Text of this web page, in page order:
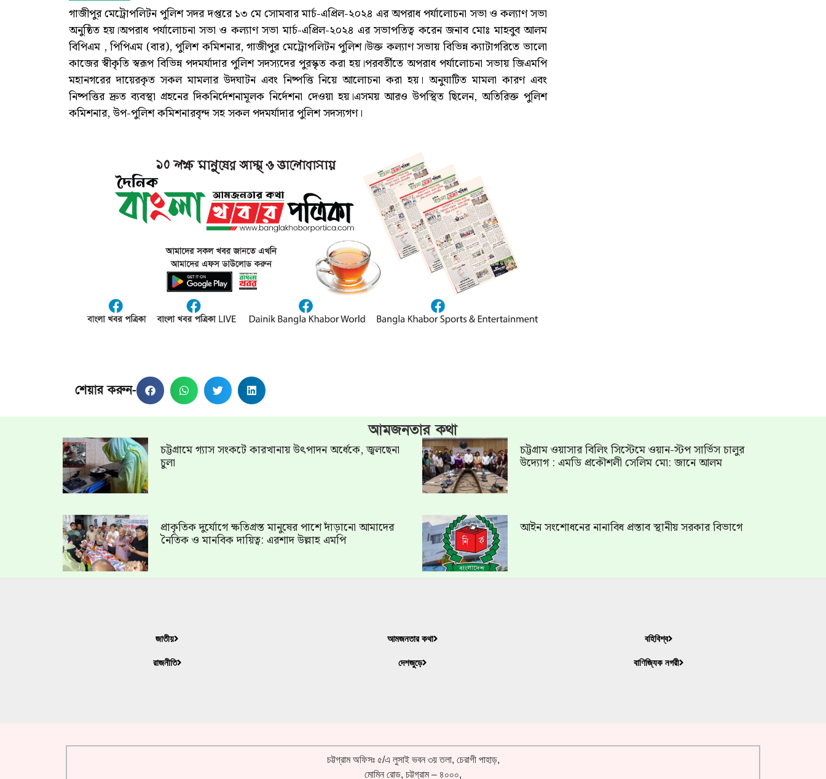
গাজীপুর মেট্রোপলিটন পুলিশ সদর দপ্তরে ১৩ মে সোমবার মার্চ-এপ্রিল-২০২৪ এর অপরাধ পর্যালোচনা সভা ও কল্যাণ সভা
অনুষ্ঠিত হয়।অপরাধ পর্যালোচনা সভা ও কল্যাণ সভা মার্চ-এপ্রিল-২০২৪ এর সভাপতিত্ব করেন জনাব মোঃ মাহবুব আলম
বিপিএম , পিপিএম (বার), পুলিশ কমিশনার, গাজীপুর মেট্রোপলিটন পুলিশ।উক্ত কল্যাণ সভায় বিভিন্ন ক্যাটাগরিতে ভালো
কাজের স্বীকৃতি স্বরূপ বিভিন্ন পদমর্যাদার পুলিশ সদস্যদের পুরস্কৃত করা হয়।পরবর্তীতে অপরাধ পর্যালোচনা সভায় জিএমপি
মহানগরের দায়েরকৃত সকল মামলার উদঘাটন এবং নিষ্পত্তি নিয়ে আলোচনা করা হয়। অনুঘাটিত মামলা কারণ এবং
নিষ্পত্তির দ্রুত ব্যবস্থা গ্রহনের দিকনির্দেশনামূলক নির্দেশনা দেওয়া হয়।এসময় আরও উপস্থিত ছিলেন, অতিরিক্ত পুলিশ
কমিশনার, উপ-পুলিশ কমিশনারবৃন্দ সহ সকল পদমর্যাদার পুলিশ সদস্যগণ।
শেয়ার করুন-
আমজনতার কথা
চট্টগ্রামে গ্যাস সংকটে কারখানায় উৎপাদন অর্ধেকে, জ্বলছেনা
চুলা
চট্টগ্রাম ওয়াসার বিলিং সিস্টেমে ওয়ান-স্টপ সার্ভিস চালুর
উদ্যোগ : এমডি প্রকৌশলী সেলিম মো: জানে আলম
প্রাকৃতিক দুর্যোগে ক্ষতিগ্রস্ত মানুষের পাশে দাঁড়ানো আমাদের
নৈতিক ও মানবিক দায়িত্ব: এরশাদ উল্লাহ এমপি
আইন সংশোধনের নানাবিধ প্রস্তাব স্থানীয় সরকার বিভাগে
জাতীয়
রাজনীতি
আমজনতার কথা
দেশজুড়ে
বহিবিশ্ব
বাণিজ্যিক নগরী
চট্টগ্রাম অফিসঃ ৫/এ লুসাই ভবন ৩য় তলা, চেরাগী পাহাড়,
মোমিন রোড, চট্টগ্রাম – ৪০০০,